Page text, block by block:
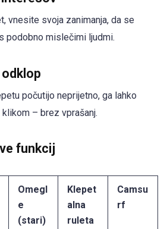
vnesite svoja zanimanja, da se
podobno mislečimi ljudmi.
počutijo neprijetno, ga lahko
– brez vprašanj.
funkcij
Omegl
e
(stari)
Klepet
alna
ruleta
Camsu
rf